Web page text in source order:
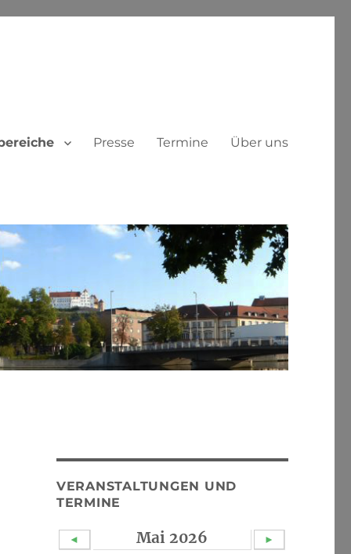
Presse Termine Über uns
VERANSTALTUNGEN UND
TERMINE
◄ Mai 2026 ►